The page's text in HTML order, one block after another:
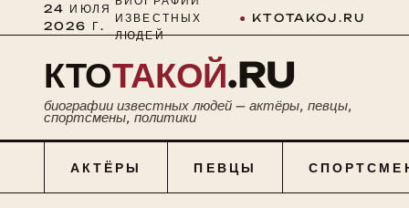
24 ИЮЛЯ
2026 Г.
ИЗВЕСТНЫХ
ЛЮДЕЙ
● KTOTAKOJ.RU
КТОТАКОЙ.RU
биографии известных людей — актёры, певцы,
спортсмены, политики
АКТЁРЫ ПЕВЦЫ